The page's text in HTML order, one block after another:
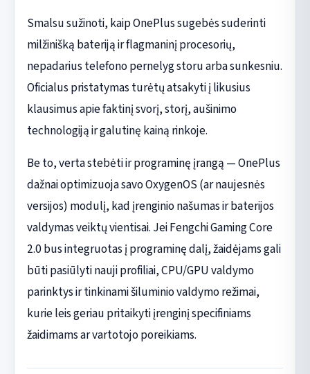
Smalsu sužinoti, kaip OnePlus sugebės suderinti
milžinišką bateriją ir flagmaninį procesorių,
nepadarius telefono pernelyg storu arba sunkesniu.
Oficialus pristatymas turėtų atsakyti į likusius
klausimus apie faktinį svorį, storį, aušinimo
technologiją ir galutinę kainą rinkoje.
Be to, verta stebėti ir programinę įrangą — OnePlus
dažnai optimizuoja savo OxygenOS (ar naujesnės
versijos) modulį, kad įrenginio našumas ir baterijos
valdymas veiktų vientisai. Jei Fengchi Gaming Core
2.0 bus integruotas į programinę dalį, žaidėjams gali
būti pasiūlyti nauji profiliai, CPU/GPU valdymo
parinktys ir tinkinami šiluminio valdymo režimai,
kurie leis geriau pritaikyti įrenginį specifiniams
žaidimams ar vartotojo poreikiams.